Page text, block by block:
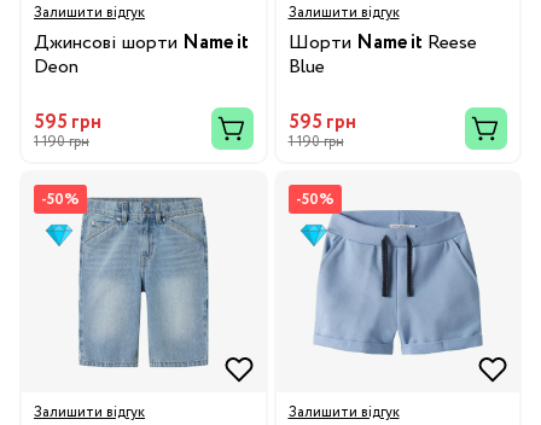
Залишити відгук
Джинсові шорти Name it
Deon
595 грн
1 190 грн
Залишити відгук
Шорти Name it Reese
Blue
595 грн
1 190 грн
-50%
Залишити відгук
-50%
Залишити відгук